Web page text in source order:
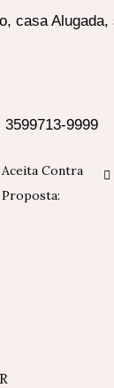
casa
9999
Aceita Contra
Proposta: